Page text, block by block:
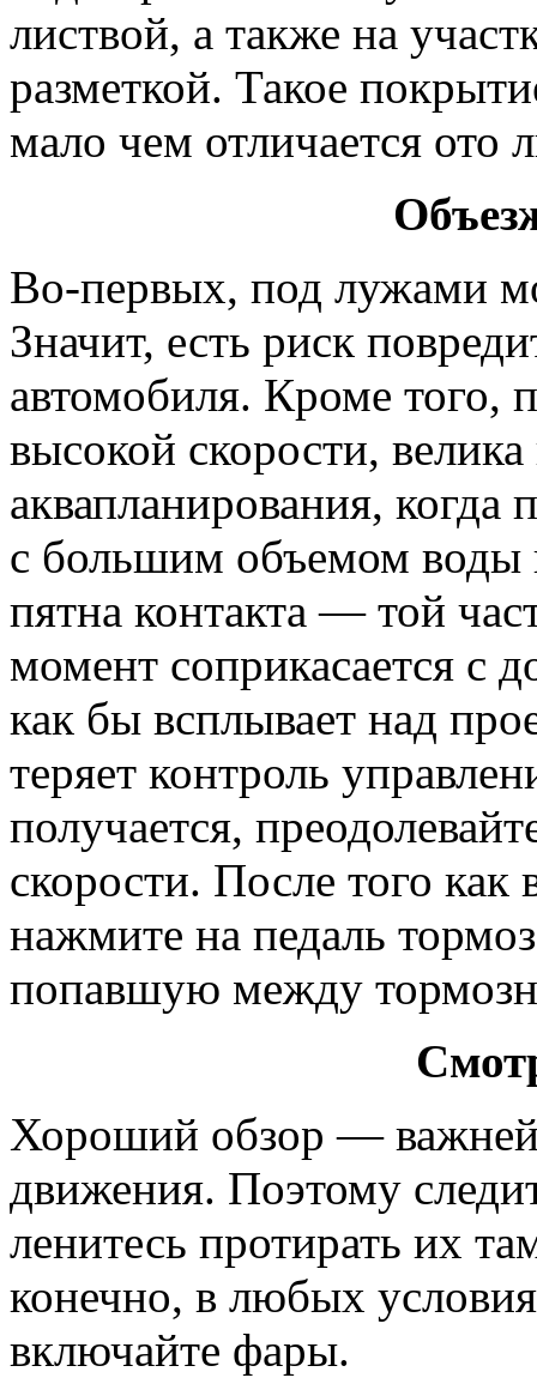
листвой, а также на
разметкой. Такое
мало чем отличается ото
Во-первых, под лужами
Значит, есть риск
автомобиля. Кроме того,
высокой скорости,
аквапланирования, когда
с большим объемом воды
пятна контакта — той
момент соприкасается с
как бы всплывает над
теряет контроль
получается,
скорости. После того как
нажмите на педаль
попавшую между
Хороший обзор —
движения. Поэтому
ленитесь протирать их
конечно, в любых
включайте фары.